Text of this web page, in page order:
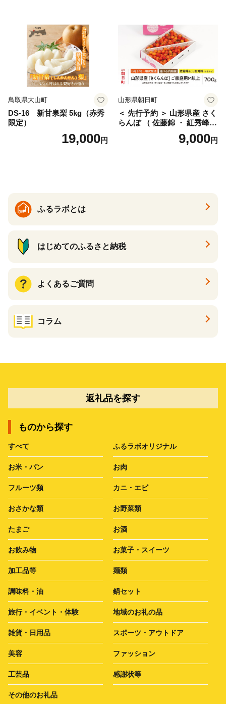
産 農家直送 期間限定 特産品
サイズミックス くらもとフ
ァーム 愛南町 愛媛県
鳥取県大山町
DS-16 新甘泉梨 5kg（赤秀
限定）
19,000円
山形県朝日町
＜ 先行予約 ＞ 山形県産 さく
らんぼ （ 佐藤錦 ・ 紅秀峰
） ご家庭用 M以上 700g 【20
26年6月下旬から7月上旬発
9,000円
ふるラボとは
はじめてのふるさと納税
よくあるご質問
コラム
返礼品を探す
ものから探す
すべて ふるラボオリジナル
お米・パン お肉
フルーツ類 カニ・エビ
おさかな類 お野菜類
たまご お酒
お飲み物 お菓子・スイーツ
加工品等 麺類
調味料・油 鍋セット
旅行・イベント・体験 地域のお礼の品
雑貨・日用品 スポーツ・アウトドア
美容 ファッション
工芸品 感謝状等
その他のお礼品